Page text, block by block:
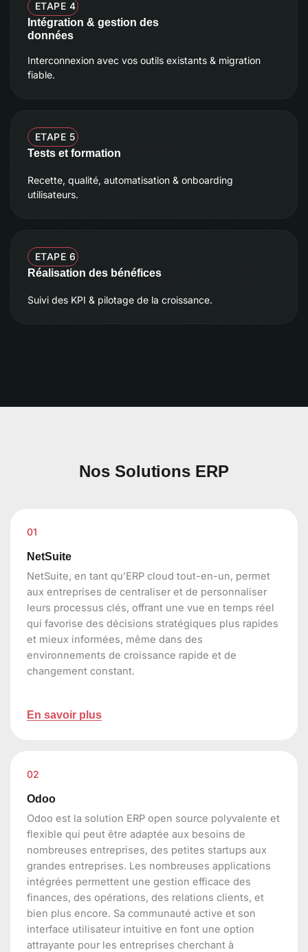
ETAPE 4
Intégration & gestion des
données
Interconnexion avec vos outils existants & migration
fiable.
ETAPE 5
Tests et formation
Recette, qualité, automatisation & onboarding
utilisateurs.
ETAPE 6
Réalisation des bénéfices
Suivi des KPI & pilotage de la croissance.
Nos Solutions ERP
01
NetSuite
NetSuite, en tant qu’ERP cloud tout-en-un, permet
aux entreprises de centraliser et de personnaliser
leurs processus clés, offrant une vue en temps réel
qui favorise des décisions stratégiques plus rapides
et mieux informées, même dans des
environnements de croissance rapide et de
changement constant.
En savoir plus
02
Odoo
Odoo est la solution ERP open source polyvalente et
flexible qui peut être adaptée aux besoins de
nombreuses entreprises, des petites startups aux
grandes entreprises. Les nombreuses applications
intégrées permettent une gestion efficace des
finances, des opérations, des relations clients, et
bien plus encore. Sa communauté active et son
interface utilisateur intuitive en font une option
attrayante pour les entreprises cherchant à